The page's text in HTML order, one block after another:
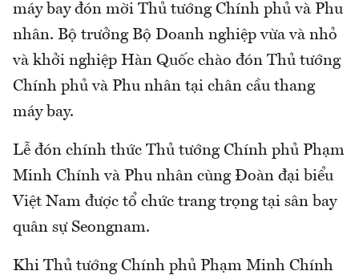
máy bay đón mời Thủ tướng Chính phủ và Phu
nhân. Bộ trưởng Bộ Doanh nghiệp vừa và nhỏ
và khởi nghiệp Hàn Quốc chào đón Thủ tướng
Chính phủ và Phu nhân tại chân cầu thang
máy bay.
Lễ đón chính thức Thủ tướng Chính phủ Phạm
Minh Chính và Phu nhân cùng Đoàn đại biểu
Việt Nam được tổ chức trang trọng tại sân bay
quân sự Seongnam.
Khi Thủ tướng Chính phủ Phạm Minh Chính